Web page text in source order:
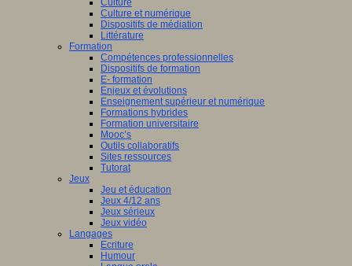
Culture
Culture et numérique
Dispositifs de médiation
Littérature
Formation
Compétences professionnelles
Dispositifs de formation
E- formation
Enjeux et évolutions
Enseignement supérieur et numérique
Formations hybrides
Formation universitaire
Mooc’s
Outils collaboratifs
Sites ressources
Tutorat
Jeux
Jeu et éducation
Jeux 4/12 ans
Jeux sérieux
Jeux vidéo
Langages
Ecriture
Humour